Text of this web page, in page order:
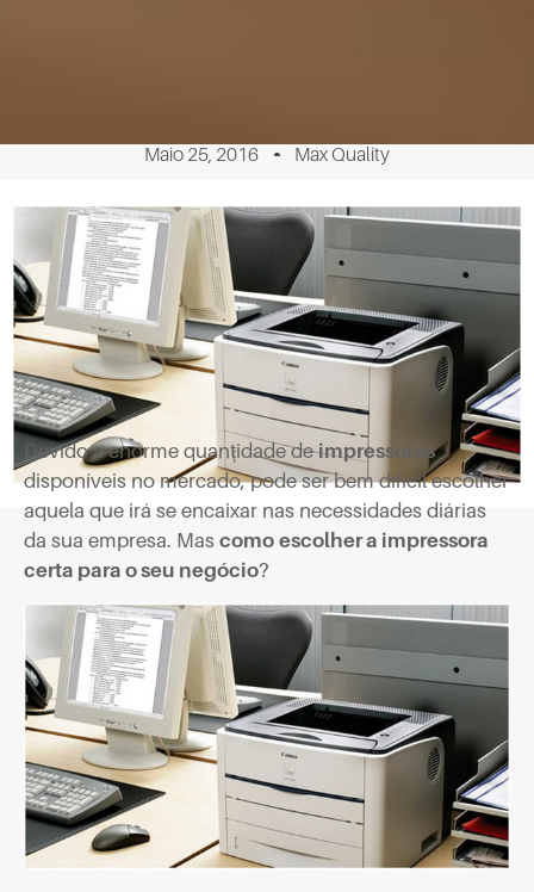
Maio 25, 2016 Max Quality
Devido a enorme quantidade deimpressoras
disponíveis no mercado, pode ser bem difícil escolher
aquela que irá se encaixar nas necessidades diárias
da sua empresa. Mas como escolher a impressora
certa para o seu negócio?